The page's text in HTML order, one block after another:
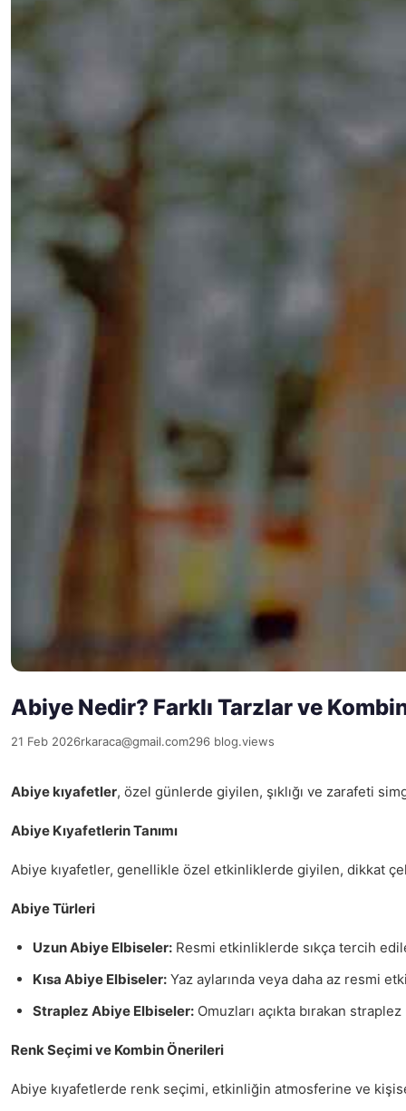
Abiye Nedir? Farklı Tarzlar ve
21 Feb 2026rkaraca@gmail.com296 blog.views
Abiye kıyafetler, özel günlerde giyilen, şıklığı ve zarafeti
Abiye Kıyafetlerin Tanımı
Abiye kıyafetler, genellikle özel etkinliklerde giyilen, dikkat
Abiye Türleri
Uzun Abiye Elbiseler: Resmi etkinliklerde sıkça tercih
Kısa Abiye Elbiseler: Yaz aylarında veya daha az resmi
Straplez Abiye Elbiseler: Omuzları açıkta bırakan
Renk Seçimi ve Kombin Önerileri
Abiye kıyafetlerde renk seçimi, etkinliğin atmosferine ve